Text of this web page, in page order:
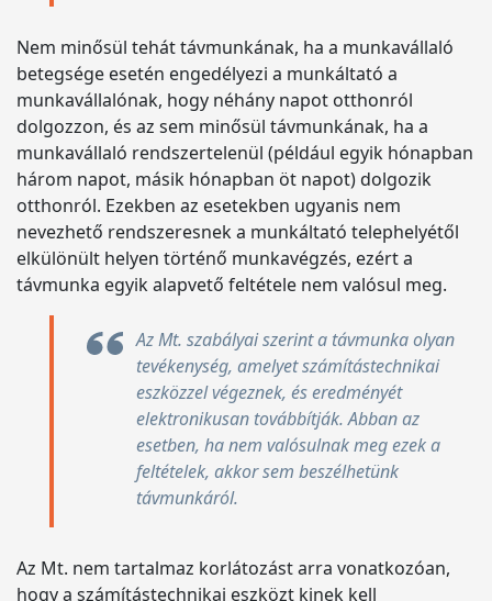
Nem minősül tehát távmunkának, ha a munkavállaló
betegsége esetén engedélyezi a munkáltató a
munkavállalónak, hogy néhány napot otthonról
dolgozzon, és az sem minősül távmunkának, ha a
munkavállaló rendszertelenül (például egyik hónapban
három napot, másik hónapban öt napot) dolgozik
otthonról. Ezekben az esetekben ugyanis nem
nevezhető rendszeresnek a munkáltató telephelyétől
elkülönült helyen történő munkavégzés, ezért a
távmunka egyik alapvető feltétele nem valósul meg.
Az Mt. szabályai szerint a távmunka olyan
tevékenység, amelyet számítástechnikai
eszközzel végeznek, és eredményét
elektronikusan továbbítják. Abban az
esetben, ha nem valósulnak meg ezek a
feltételek, akkor sem beszélhetünk
távmunkáról.
Az Mt. nem tartalmaz korlátozást arra vonatkozóan,
hogy a számítástechnikai eszközt kinek kell